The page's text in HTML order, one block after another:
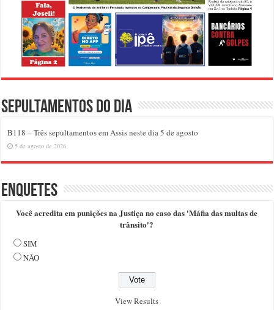
Sepultamentos do dia
B118 – Três sepultamentos em Assis neste dia 5 de agosto
5 de agosto de 2026
Enquetes
Você acredita em punições na Justiça no caso das 'Máfia das multas de
trânsito'?
SIM
NÃO
View Results